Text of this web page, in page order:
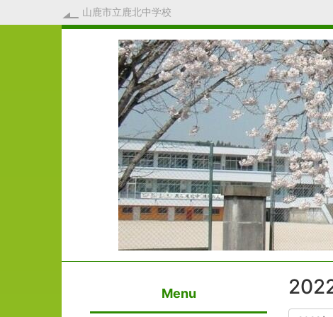
山鹿市立鹿北中学校
Menu